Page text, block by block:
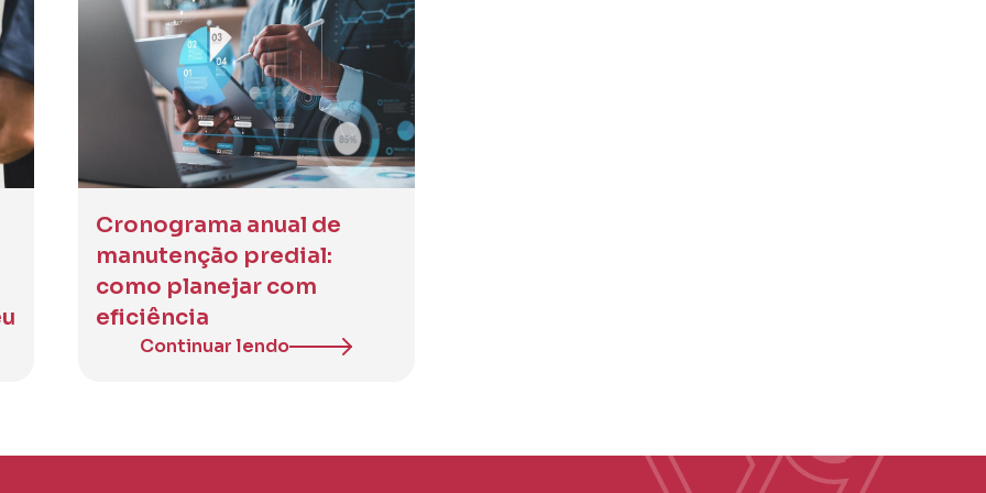
Cronograma anual de
manutenção predial:
como planejar com
eficiência
Continuar lendo